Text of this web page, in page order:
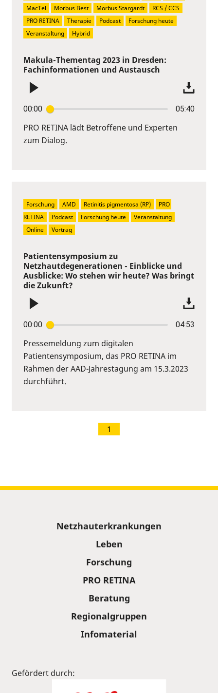
Makula-Thementag 2023 in Dresden:
Fachinformationen und Austausch
00:00 05:40
PRO RETINA lädt Betroffene und Experten
zum Dialog.
MacTel Morbus Best Morbus Stargardt
RCS / CCS
PRO RETINA
Therapie Podcast
Forschung heute
Veranstaltung
Hybrid
Patientensymposium zu
Netzhautdegenerationen - Einblicke und
Ausblicke: Wo stehen wir heute? Was bringt
die Zukunft?
00:00 04:53
Pressemeldung zum digitalen
Patientensymposium, das PRO RETINA im
Rahmen der AAD-Jahrestagung am 15.3.2023
durchführt.
Forschung AMD Retinitis pigmentosa (RP)
PRO
RETINA
Podcast Forschung heute
Veranstaltung
Online
Vortrag
1
Netzhauterkrankungen
Leben
Forschung
PRO RETINA
Beratung
Regionalgruppen
Infomaterial
Gefördert durch: